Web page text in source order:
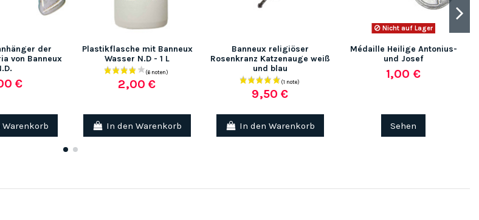
der
von Banneux
€
Warenkorb
Plastikflasche mit Banneux
Wasser N.D - 1 L
2,00 €
In den Warenkorb
Banneux religiöser
Rosenkranz Katzenauge weiß
und blau
9,50 €
In den Warenkorb
Nicht auf Lager
Médaille Heilige Antonius-
und Josef
1,00 €
Sehen